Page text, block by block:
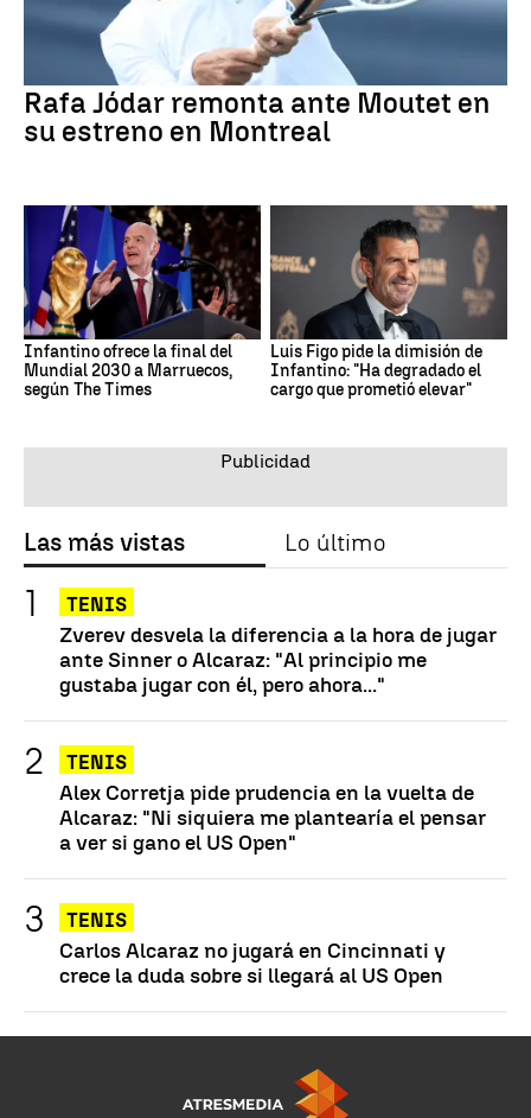
Rafa Jódar remonta ante Moutet en
su estreno en Montreal
Infantino ofrece la final del
Mundial 2030 a Marruecos,
según The Times
Luis Figo pide la dimisión de
Infantino: "Ha degradado el
cargo que prometió elevar"
Las más vistas Lo último
TENIS
Zverev desvela la diferencia a la hora de jugar
ante Sinner o Alcaraz: "Al principio me
gustaba jugar con él, pero ahora..."
TENIS
Alex Corretja pide prudencia en la vuelta de
Alcaraz: "Ni siquiera me plantearía el pensar
a ver si gano el US Open"
TENIS
Carlos Alcaraz no jugará en Cincinnati y
crece la duda sobre si llegará al US Open